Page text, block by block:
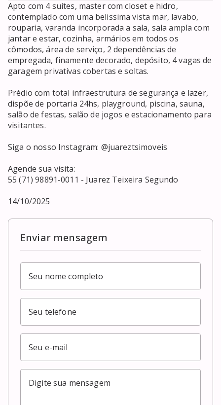
Apto com 4 suítes, master com closet e hidro,
contemplado com uma belissima vista mar, lavabo,
rouparia, varanda incorporada a sala, sala ampla com
jantar e estar, cozinha, armários em todos os
cômodos, área de serviço, 2 dependências de
empregada, finamente decorado, depósito, 4 vagas de
garagem privativas cobertas e soltas.
Prédio com total infraestrutura de segurança e lazer,
dispõe de portaria 24hs, playground, piscina, sauna,
salão de festas, salão de jogos e estacionamento para
visitantes.
Siga o nosso Instagram: @juareztsimoveis
Agende sua visita:
55 (71) 98891-0011 - Juarez Teixeira Segundo
14/10/2025
Enviar mensagem